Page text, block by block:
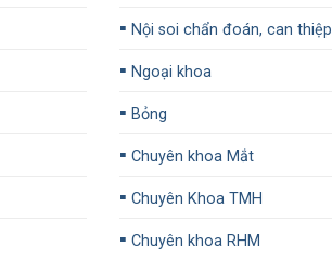
▪️ Nội soi chẩn đoán, can thiệp
▪️ Ngoại khoa
▪️ Bỏng
▪️ Chuyên khoa Mắt
▪️ Chuyên Khoa TMH
▪️ Chuyên khoa RHM